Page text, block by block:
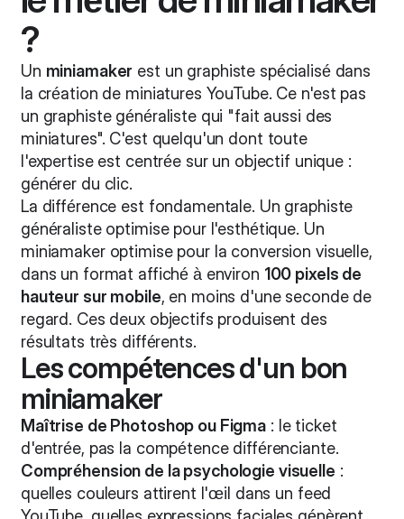
?
Un miniamaker est un graphiste spécialisé dans
la création de miniatures YouTube. Ce n'est pas
un graphiste généraliste qui "fait aussi des
miniatures". C'est quelqu'un dont toute
l'expertise est centrée sur un objectif unique :
générer du clic.
La différence est fondamentale. Un graphiste
généraliste optimise pour l'esthétique. Un
miniamaker optimise pour la conversion visuelle,
dans un format affiché à environ 100 pixels de
hauteur sur mobile, en moins d'une seconde de
regard. Ces deux objectifs produisent des
résultats très différents.
Les compétences d'un bon
miniamaker
Maîtrise de Photoshop ou Figma : le ticket
d'entrée, pas la compétence différenciante.
Compréhension de la psychologie visuelle :
quelles couleurs attirent l'œil dans un feed